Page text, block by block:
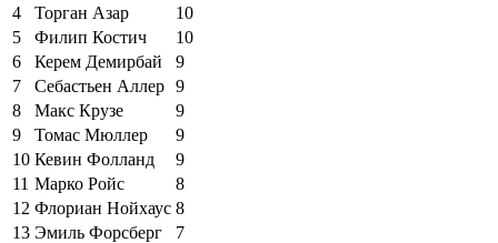
4
Торган Азар
10
5
Филип Костич
10
6
Керем Демирбай
9
7
Себастьен Аллер 9
8
Макс Крузе
9
9
Томас Мюллер
9
10 Кевин Фолланд
9
11 Марко Ройс
8
12 Флориан Нойхаус 8
13 Эмиль Форсберг
7